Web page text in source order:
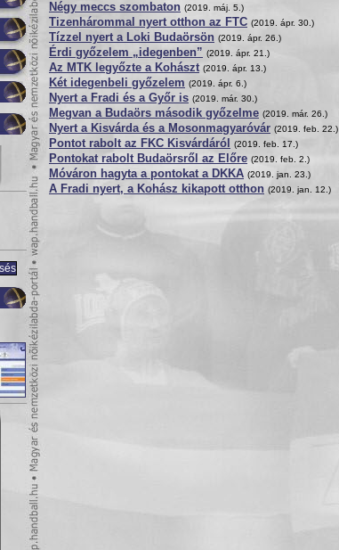
Négy meccs szombaton (2019. máj. 5.)
Tizenhárommal nyert otthon az FTC (2019. ápr. 30.)
Tízzel nyert a Loki Budaörsön (2019. ápr. 26.)
Érdi győzelem „idegenben” (2019. ápr. 21.)
Az MTK legyőzte a Kohászt (2019. ápr. 13.)
Két idegenbeli győzelem (2019. ápr. 6.)
Nyert a Fradi és a Győr is (2019. már. 30.)
Megvan a Budaörs második győzelme (2019. már. 26.)
Nyert a Kisvárda és a Mosonmagyaróvár (2019. feb. 22.)
Pontot rabolt az FKC Kisvárdáról (2019. feb. 17.)
Pontokat rabolt Budaörsről az Előre (2019. feb. 2.)
Móváron hagyta a pontokat a DKKA (2019. jan. 23.)
A Fradi nyert, a Kohász kikapott otthon (2019. jan. 12.)